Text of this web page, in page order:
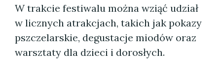
W trakcie festiwalu można wziąć udział
w licznych atrakcjach, takich jak pokazy
pszczelarskie, degustacje miodów oraz
warsztaty dla dzieci i dorosłych.